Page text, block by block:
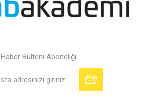
Haber Bülteni Aboneliği